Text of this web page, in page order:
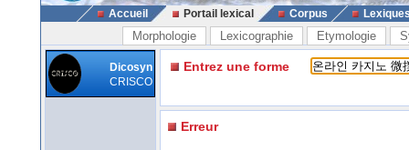
Accueil Portail lexical Corpus
Morphologie Lexicographie Etymologie
Dicosyn
CRISCO
Entrez une forme
Erreur